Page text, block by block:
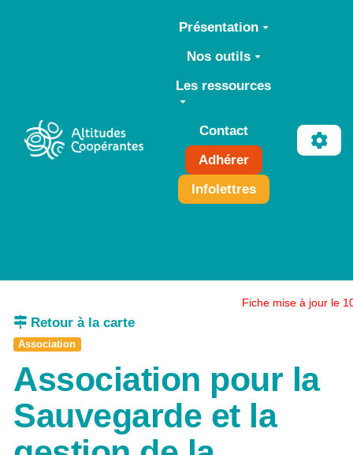
Aller au contenu principal
Présentation
Nos outils
Les ressources
Contact
Adhérer
Infolettres
Fiche mise à jour le
Retour à la carte
Association
Association pour la
Sauvegarde et la